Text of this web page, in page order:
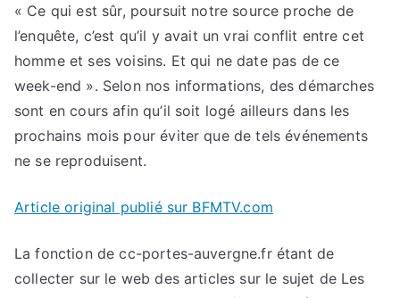
« Ce qui est sûr, poursuit notre source proche de
l’enquête, c’est qu’il y avait un vrai conflit entre cet
homme et ses voisins. Et qui ne date pas de ce
week-end ». Selon nos informations, des démarches
sont en cours afin qu’il soit logé ailleurs dans les
prochains mois pour éviter que de tels événements
ne se reproduisent.
Article original publié sur BFMTV.com
La fonction de cc-portes-auvergne.fr étant de
collecter sur le web des articles sur le sujet de Les